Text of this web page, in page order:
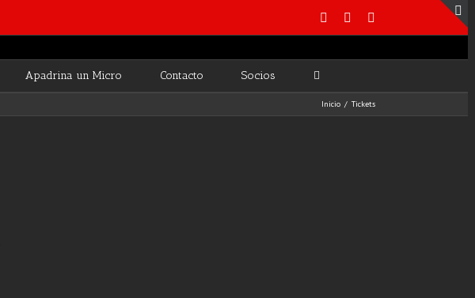
Apadrina un Micro Contacto Socios
Inicio / Tickets